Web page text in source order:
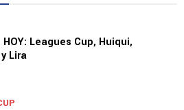
HOY: Leagues Cup, Huiqui,
Lira